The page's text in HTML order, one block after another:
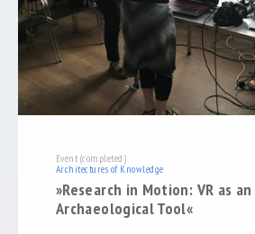
Event (completed)
Architectures of Knowledge
»Research in Motion: VR as an
Archaeological Tool«